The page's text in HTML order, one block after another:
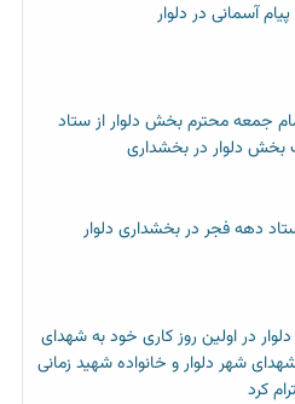
آسمانی در دلوار
جمعه محترم بخش دلوار از ستاد
بخش دلوار در بخشداری
دهه فجر در بخشداری دلوار
در اولین روز کاری خود به شهدای
شهر دلوار و خانواده شهید زمانی
کرد